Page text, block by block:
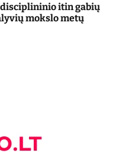
itin gabių
mokslo metų